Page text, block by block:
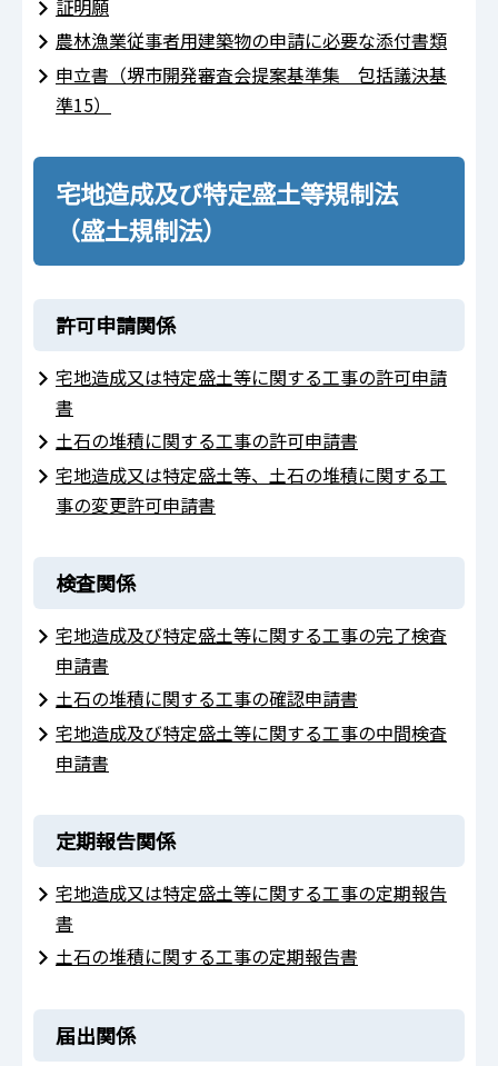
証明願
農林漁業従事者用建築物の申請に必要な添付書類
申立書（堺市開発審査会提案基準集 包括議決基
準15）
宅地造成及び特定盛土等規制法
（盛土規制法）
許可申請関係
宅地造成又は特定盛土等に関する工事の許可申請
書
土石の堆積に関する工事の許可申請書
宅地造成又は特定盛土等、土石の堆積に関する工
事の変更許可申請書
検査関係
宅地造成及び特定盛土等に関する工事の完了検査
申請書
土石の堆積に関する工事の確認申請書
宅地造成及び特定盛土等に関する工事の中間検査
申請書
定期報告関係
宅地造成又は特定盛土等に関する工事の定期報告
書
土石の堆積に関する工事の定期報告書
届出関係